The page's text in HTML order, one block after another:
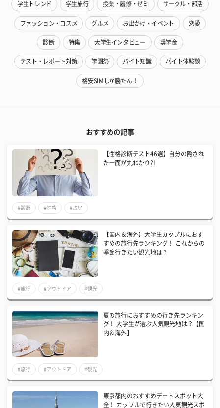
学生トレンド 学生旅行 授業・履修・ゼミ サークル・部活
ファッション・コスメ グルメ お出かけ・イベント 恋愛
診断 特集 大学生インタビュー 奨学金
テスト・レポート対策 学園祭 バイト知識 バイト体験談
格安SIMしか勝たん！
おすすめの記事
【性格診断テスト46選】自分の隠され
た一面が丸わかり?!
#診断 #性格 #占い
【国内＆海外】大学生カップルにおす
すめの旅行先ランキング！ これからの
季節行きたい観光地は？
#旅行 #アウトドア #観光
夏の旅行におすすめの行き先ランキン
グ！ 大学生が選ぶ人気観光地は？【国
内＆海外】
#旅行 #アウトドア #観光
東京都内のおすすめデートスポット大
全！ カップルで行きたい人気観光スポ